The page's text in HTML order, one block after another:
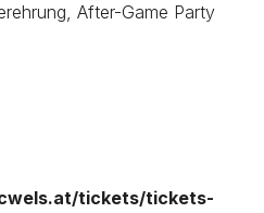
After-Game Party
tickets/tickets-